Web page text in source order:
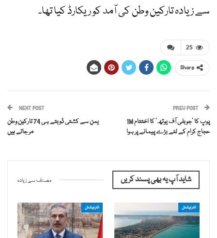
سے زیادہ تارکین وطن کی آمد کو ریکارڈ کیا تھا۔
25
Share
PREV POST
پوپ کا ‘جوبلی آف یوتھ’ کا اختتام 1M
حجاج کرام کے لئے بڑے پیمانے پر ہوا
NEXT POST
یمن سے کشتی ڈوبتے ہی 74 تارکین وطن
مر جاتے ہیں
شاید آپ یہ بھی پسند کریں مصنف سے زیادہ
انٹرنیشنل انٹرنیشنل